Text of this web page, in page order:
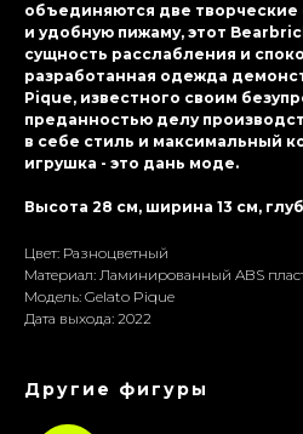
объединяются две
и удобную пижаму, этот
сущность расслабления и
разработанная одежда
Pique, известного своим
преданностью делу
в себе стиль и максимальный
игрушка - это дань моде.
Высота 28 см, ширина 13 см,
Цвет: Разноцветный
Материал: Ламиниpoванный ABS
Модель: Gelato Pique
Дата выхода: 2022
Другие фигуры